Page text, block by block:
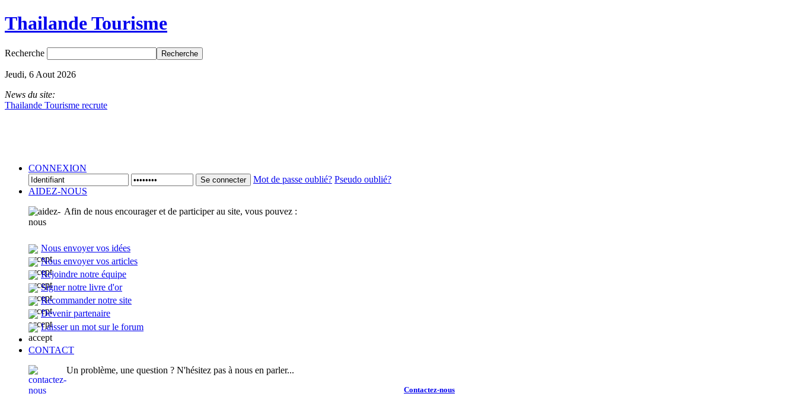
Thailande Tourisme
Recherche
Jeudi, 6 Aout 2026
News du site:
Thailande Tourisme recrute
CONNEXION
Se connecter Mot de passe oublié? Pseudo oublié?
AIDEZ-NOUS
Afin de nous encourager et de participer au site, vous pouvez :
Nous envoyer vos idées
Nous envoyer vos articles
Rejoindre notre équipe
Signer notre livre d'or
Recommander notre site
Devenir partenaire
Laisser un mot sur le forum
CONTACT
Un problème, une question ? N'hésitez pas à nous en parler...
Contactez-nous